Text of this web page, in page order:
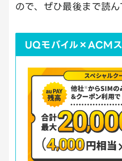
ので、ぜひ最後まで読ん
UQモバイル×ACMス